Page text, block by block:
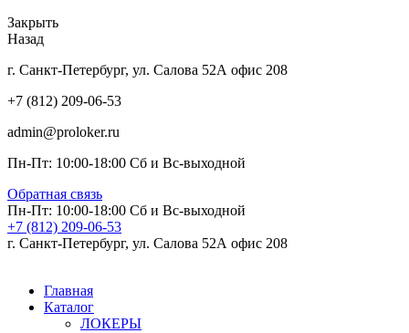
Закрыть
Назад
г. Санкт-Петербург, ул. Салова 52А офис 208
+7 (812) 209-06-53
admin@proloker.ru
Пн-Пт: 10:00-18:00 Сб и Вс-выходной
Обратная связь
Пн-Пт: 10:00-18:00 Сб и Вс-выходной
+7 (812) 209-06-53
г. Санкт-Петербург, ул. Салова 52А офис 208
Главная
Каталог
ЛОКЕРЫ